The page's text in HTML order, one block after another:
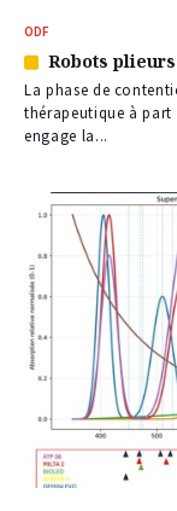
ODF
Article
réservé
à
nos
Robots
La phase de
thérapeutique à
engage la...